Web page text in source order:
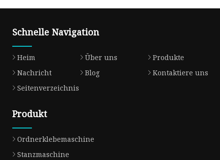
Schnelle Navigation
Heim Über uns
Produkte
Nachricht
Blog
Kontaktiere uns
Seitenverzeichnis
Produkt
Ordnerklebemaschine
Stanzmaschine